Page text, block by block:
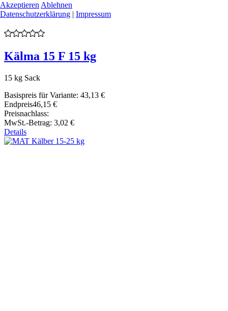
Kälma 15 F 15 kg
15 kg Sack
Basispreis für Variante: 43,13 €
Endpreis46,15 €
Preisnachlass:
MwSt.-Betrag: 3,02 €
Details
Akzeptieren Ablehnen
Datenschutzerklärung | Impressum